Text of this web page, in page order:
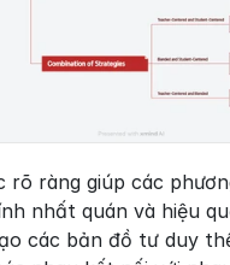
ràng giúp các
nhất quán và hiệu
các bản đồ tư duy